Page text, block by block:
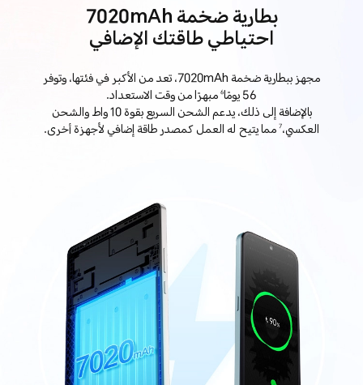
بطارية ضخمة 7020mAh
احتياطي طاقتك الإضافي
مجهز ببطارية ضخمة 7020mAh، تعد من الأكبر في فئتها، وتوفر
56 يومًا
6 مبهرًا من وقت الاستعداد.
بالإضافة إلى ذلك، يدعم الشحن السريع بقوة 10 واط والشحن
العكسي،7 مما يتيح له العمل كمصدر طاقة إضافي لأجهزة أخرى.